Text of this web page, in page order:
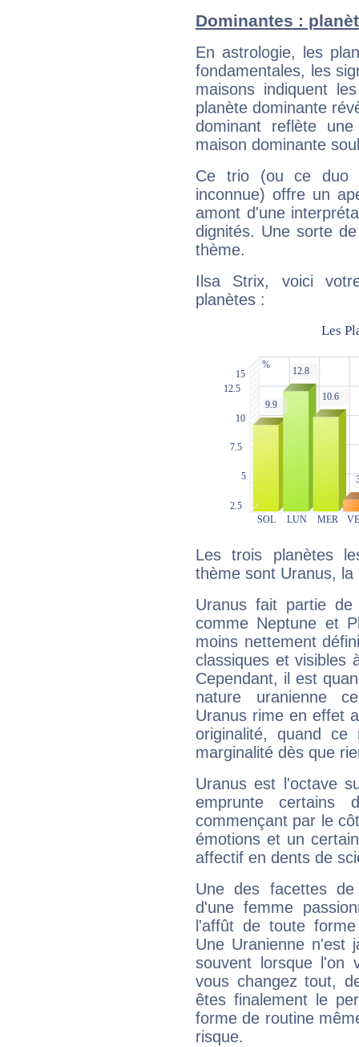
Dominantes :
En astrologie, les
fondamentales, les
maisons indiquent
planète dominante
dominant reflète
maison dominante
Ce trio (ou ce duo
inconnue) offre un
amont d'une
dignités. Une sorte
thème.
Ilsa Strix, voici
planètes :
Les trois planètes
thème sont Uranus,
Uranus fait partie
comme Neptune et
moins nettement
classiques et visibles
Cependant, il est
nature uranienne
Uranus rime en effet
originalité, quand ce
marginalité dès que
Uranus est l'octave
emprunte
commençant par le
émotions et un
affectif en dents de
Une des facettes
d'une femme
l'affût de toute
Une Uranienne n'est
souvent lorsque l'on
vous changez tout,
êtes finalement le
forme de routine
risque.